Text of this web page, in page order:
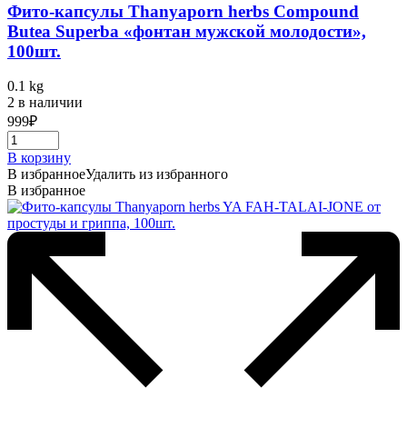
Фито-капсулы Thanyaporn herbs Compound
Butea Superba «фонтан мужской молодости»,
100шт.
0.1 kg
2 в наличии
999₽
В корзину
В избранноеУдалить из избранного
В избранное